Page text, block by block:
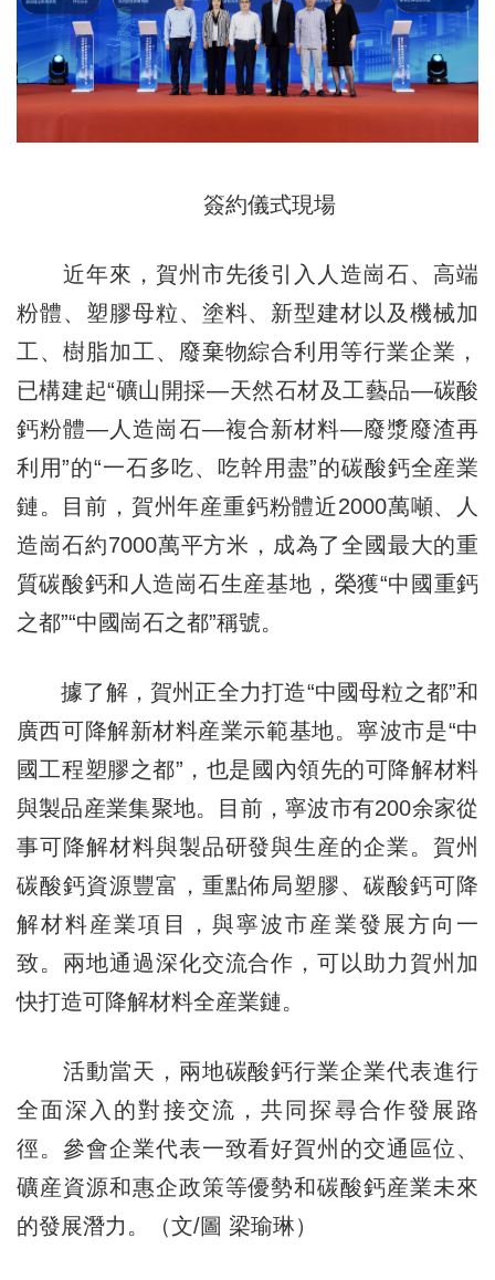
簽約儀式現場
近年來，賀州市先後引入人造崗石、高端
粉體、塑膠母粒、塗料、新型建材以及機械加
工、樹脂加工、廢棄物綜合利用等行業企業，
已構建起“礦山開採—天然石材及工藝品—碳酸
鈣粉體—人造崗石—複合新材料—廢漿廢渣再
利用”的“一石多吃、吃幹用盡”的碳酸鈣全産業
鏈。目前，賀州年産重鈣粉體近2000萬噸、人
造崗石約7000萬平方米，成為了全國最大的重
質碳酸鈣和人造崗石生産基地，榮獲“中國重鈣
之都”“中國崗石之都”稱號。
據了解，賀州正全力打造“中國母粒之都”和
廣西可降解新材料産業示範基地。寧波市是“中
國工程塑膠之都”，也是國內領先的可降解材料
與製品産業集聚地。目前，寧波市有200余家從
事可降解材料與製品研發與生産的企業。賀州
碳酸鈣資源豐富，重點佈局塑膠、碳酸鈣可降
解材料産業項目，與寧波市産業發展方向一
致。兩地通過深化交流合作，可以助力賀州加
快打造可降解材料全産業鏈。
活動當天，兩地碳酸鈣行業企業代表進行
全面深入的對接交流，共同探尋合作發展路
徑。參會企業代表一致看好賀州的交通區位、
礦産資源和惠企政策等優勢和碳酸鈣産業未來
的發展潛力。（文/圖 梁瑜琳）